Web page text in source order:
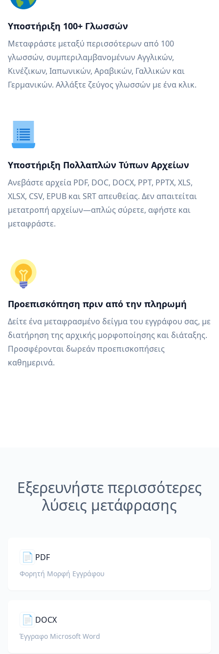
Υποστήριξη 100+ Γλωσσών
Μεταφράστε μεταξύ περισσότερων από 100
γλωσσών, συμπεριλαμβανομένων Αγγλικών,
Κινέζικων, Ιαπωνικών, Αραβικών, Γαλλικών και
Γερμανικών. Αλλάξτε ζεύγος γλωσσών με ένα κλικ.
Υποστήριξη Πολλαπλών Τύπων Αρχείων
Ανεβάστε αρχεία PDF, DOC, DOCX, PPT, PPTX, XLS,
XLSX, CSV, EPUB και SRT απευθείας. Δεν απαιτείται
μετατροπή αρχείων—απλώς σύρετε, αφήστε και
μεταφράστε.
Προεπισκόπηση πριν από την πληρωμή
Δείτε ένα μεταφρασμένο δείγμα του εγγράφου σας, με
διατήρηση της αρχικής μορφοποίησης και διάταξης.
Προσφέρονται δωρεάν προεπισκοπήσεις
καθημερινά.
Εξερευνήστε περισσότερες
λύσεις μετάφρασης
📄 PDF
Φορητή Μορφή Εγγράφου
📄 DOCX
Έγγραφο Microsoft Word